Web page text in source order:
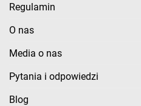
Regulamin
O nas
Media o nas
Pytania i odpowiedzi
Blog